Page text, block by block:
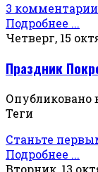
3 комментарии
Подробнее ...
Четверг, 15
Праздник
Опубликовано
Теги
Станьте
Подробнее ...
Вторник, 13